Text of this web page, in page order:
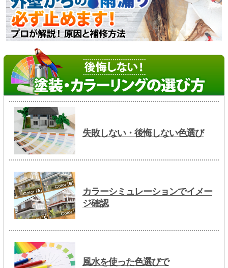
失敗しない・後悔しない色選び
カラーシミュレーションでイメー
ジ確認
風水を使った色選びで